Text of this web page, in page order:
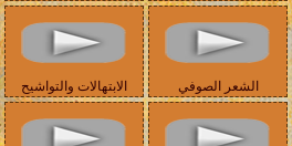
الشعر الصوفي الابتهالات والتواشيح